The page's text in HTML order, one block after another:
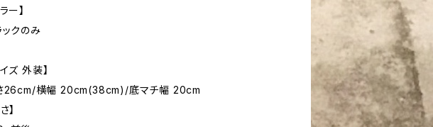
ー】
ックのみ
イズ 外装】
26cm/横幅 20cm(38cm)/底マチ幅 20cm
】